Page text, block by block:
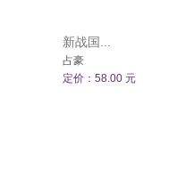
新战国...
占豪
定价：58.00 元